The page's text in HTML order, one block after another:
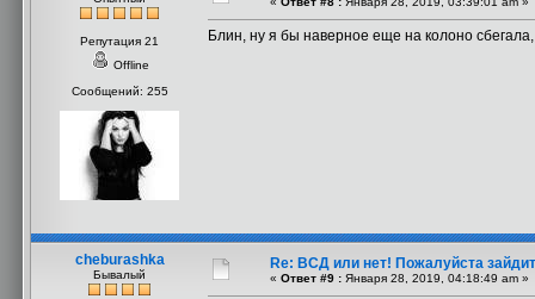
Репутация 21
Offline
Сообщений: 255
Блин, ну я бы наверное еще на колоно
cheburashka
Бывалый
Re: ВСД или нет! Пожалуйста
« Ответ #9 : Января 28, 2019, 04:18:49 am »